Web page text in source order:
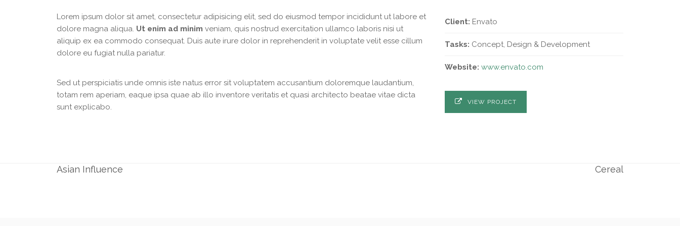
Lorem ipsum dolor sit amet, consectetur adipisicing elit, sed do eiusmod tempor incididunt ut labore et
dolore magna aliqua. Ut enim ad minim veniam, quis nostrud exercitation ullamco laboris nisi ut
aliquip ex ea commodo consequat. Duis aute irure dolor in reprehenderit in voluptate velit esse cillum
dolore eu fugiat nulla pariatur.
Sed ut perspiciatis unde omnis iste natus error sit voluptatem accusantium doloremque laudantium,
totam rem aperiam, eaque ipsa quae ab illo inventore veritatis et quasi architecto beatae vitae dicta
sunt explicabo.
Client: Envato
Tasks: Concept, Design & Development
Website: www.envato.com
VIEW PROJECT
Asian Influence Cereal